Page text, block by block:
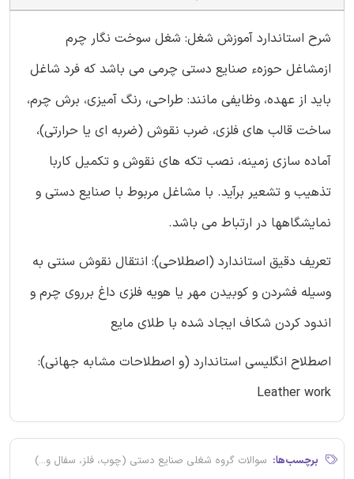
شرح استاندارد آموزش شغل: شغل سوخت نگار چرم
ازمشاغل حوزهء صنایع دستی چرمی می باشد که فرد شاغل
باید از عهده، وظایفی مانند: طراحی، رنگ آمیزی، برش چرم،
ساخت قالب های فلزی، ضرب نقوش (ضربه ای یا حرارتی)،
آماده سازی زمینه، نصب تکه های نقوش و تکمیل کاربا
تذهیب و تشعیر برآید. با مشاغل مربوط با صنایع دستی و
نمایشگاهها در ارتباط می باشد.
تعریف دقیق استاندارد (اصطلاحی): انتقال نقوش سنتی به
وسیله فشردن و کوبیدن مهر یا هویه فلزی داغ برروی چرم و
اندود کردن شکاف ایجاد شده با طلای مایع
اصطلاح انگلیسی استاندارد (و اصطلاحات مشابه جهانی):
Leather work
برچسب‌ها: سوالات گروه شغلی صنایع دستی (چوب، فلز، سفال و...)